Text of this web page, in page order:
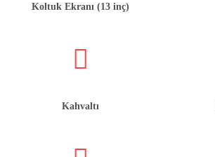
Koltuk Ekranı (13 inç)
Kahvaltı